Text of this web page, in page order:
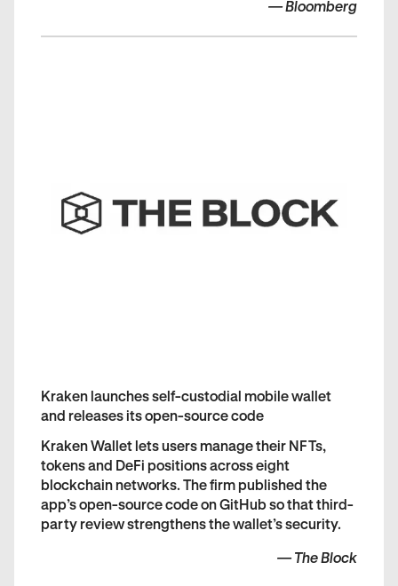
—Bloomberg
Kraken launches self-custodial mobile wallet
and releases its open-source code
Kraken Wallet lets users manage their NFTs,
tokens and DeFi positions across eight
blockchain networks. The firm published the
app’s open-source code on GitHub so that third-
party review strengthens the wallet’s security.
— The Block